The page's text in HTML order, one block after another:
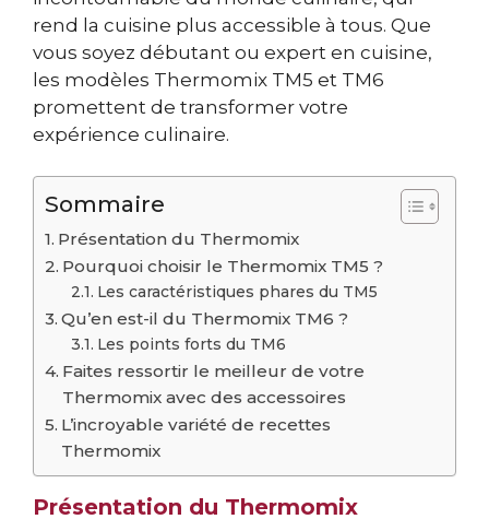
rend la cuisine plus accessible à tous. Que
vous soyez débutant ou expert en cuisine,
les modèles Thermomix TM5 et TM6
promettent de transformer votre
expérience culinaire.
Sommaire
Présentation du Thermomix
Pourquoi choisir le Thermomix TM5 ?
Les caractéristiques phares du TM5
Qu’en est-il du Thermomix TM6 ?
Les points forts du TM6
Faites ressortir le meilleur de votre
Thermomix avec des accessoires
L’incroyable variété de recettes
Thermomix
Présentation du Thermomix